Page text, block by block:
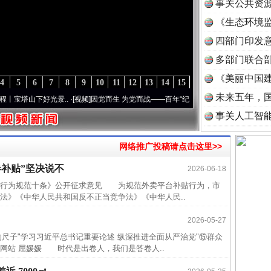
15
14
13
12
11
10
9
8
7
6
5
4
山下好光景..·[视频] 因党而生 为党而战——百年“纪”事⑧加强纪律..·[视频]牢记初心
事关公共资
《生态环境
读
四部门印发
多部门联合
《美丽中国
未来五年，
事关人工智
网络推广投稿请点击这里>>
2026-06-18
贴”坚决说不
规范十条》公开征求意见 为规范外卖平台补贴行为，市
》《中华人民共和国反不正当竞争法》《中华人民..
2026-05-27
"学习习近平总书记重要论述 纵深推进全面从严治党"⑮群众
网站 屈媛媛 时代是出卷人，我们是答卷人..